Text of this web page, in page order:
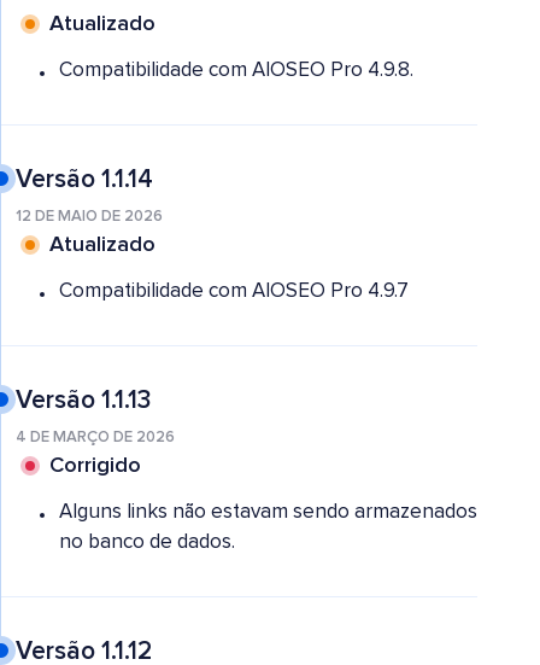
Atualizado
Compatibilidade com AIOSEO Pro 4.9.8.
Versão 1.1.14
12 DE MAIO DE 2026
Atualizado
Compatibilidade com AIOSEO Pro 4.9.7
Versão 1.1.13
4 DE MARÇO DE 2026
Corrigido
Alguns links não estavam sendo armazenados
no banco de dados.
Versão 1.1.12